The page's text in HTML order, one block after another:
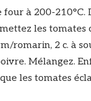
four à 200-210°C.
les tomates
romarin, 2 c. à
Mélangez.
les tomates